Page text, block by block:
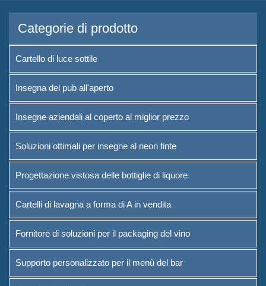
Soluzioni ottimali per insegne al
neon finte
Progettazione vistosa delle
Cartelli di lavagna a forma di A
packaging del vino
Supporto personalizzato per il
menù del bar
Secchio di ghiaccio
Accessori per barra
Categorie di prodotto
Cartello di luce sottile
Insegna del pub all'aperto
Insegne aziendali al coperto al miglior prezzo
Soluzioni ottimali per insegne al neon finte
Progettazione vistosa delle bottiglie di liquore
Cartelli di lavagna a forma di A in vendita
Fornitore di soluzioni per il packaging del vino
Supporto personalizzato per il menù del bar